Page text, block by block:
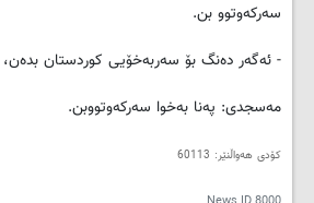
سەرکەوتوو بن.
- ئەگەر دەنگ بۆ سەربەخۆیی کوردستان
مەسجدی: پەنا بەخوا سەرکەوتووبن.
کۆدی هه‌واڵنێر: 60113